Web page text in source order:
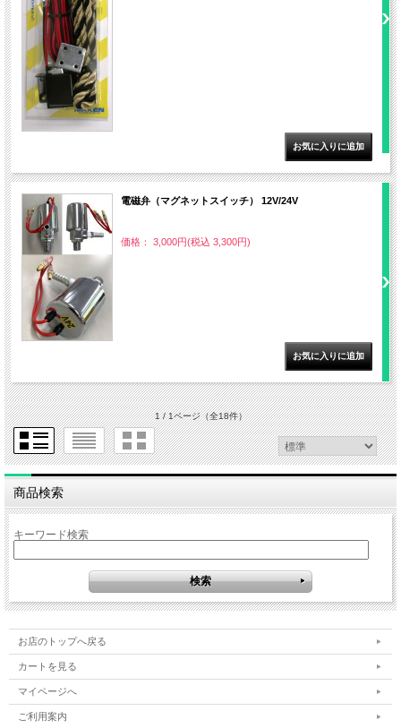
電磁弁（マグネットスイッチ） 12V/24V
価格： 3,000円(税込 3,300円)
1 / 1ページ（全18件）
商品検索
キーワード検索
お店のトップへ戻る
カートを見る
マイページへ
ご利用案内